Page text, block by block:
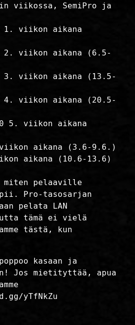
viikossa, SemiPro ja
viikon aikana
viikon aikana (6.5-
viikon aikana (13.5-
viikon aikana (20.5-
5. viikon aikana
aikana (3.6-9.6.)
aikana (10.6-13.6)
miten pelaaville
Pro-tasosarjan
pelata LAN
tämä ei vielä
tästä, kun
kasaan ja
Jos mietityttää, apua
yTfNkZu